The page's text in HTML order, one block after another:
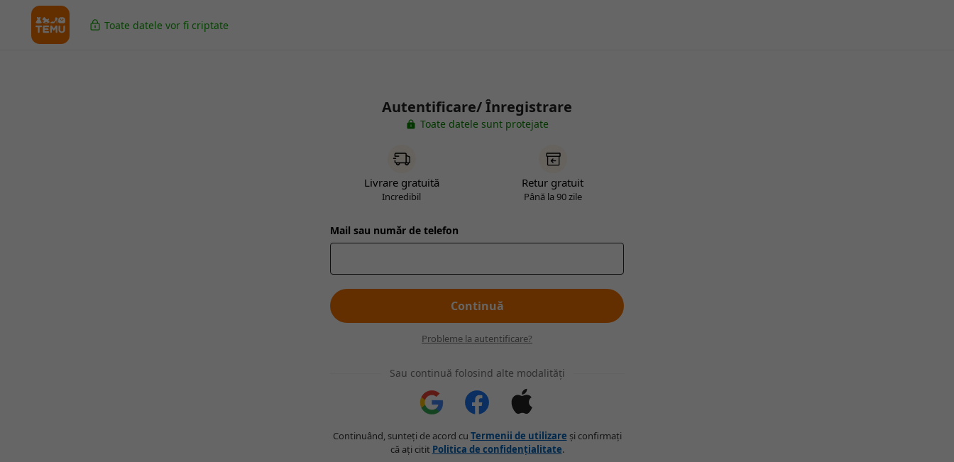
Toate datele vor fi criptate
Autentificare/ Înregistrare
Toate datele sunt protejate
Livrare gratuită
Incredibil
Retur gratuit
Până la 90 zile
Mail sau număr de telefon
Continuă
Probleme la autentificare?
Sau continuă folosind alte modalități
Continuând, sunteți de acord cu Termenii de utilizare și confirmați
că ați citit Politica de confidențialitate.